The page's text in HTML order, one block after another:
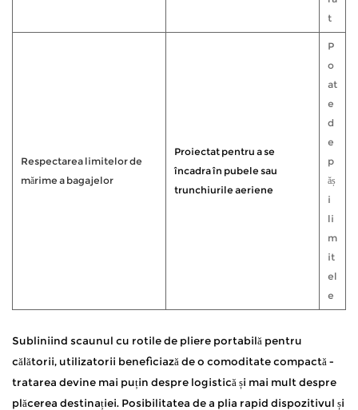
t
Respectarea limitelor de
mărime a bagajelor
Proiectat pentru a se
încadra în pubele sau
trunchiurile aeriene
P
o
at
e
d
e
p
ăș
i
li
m
it
el
e
Subliniind scaunul cu rotile de pliere portabilă pentru
călătorii, utilizatorii beneficiază de o comoditate compactă -
tratarea devine mai puțin despre logistică și mai mult despre
plăcerea destinației. Posibilitatea de a plia rapid dispozitivul și